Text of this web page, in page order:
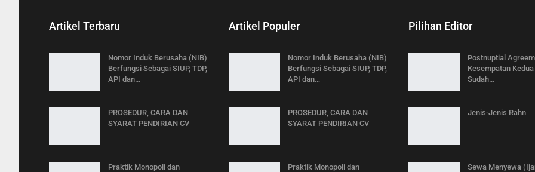
Artikel Terbaru
Nomor Induk Berusaha (NIB)
Berfungsi Sebagai SIUP, TDP,
API dan…
PROSEDUR, CARA DAN
SYARAT PENDIRIAN CV
Praktik Monopoli dan
Artikel Populer
Nomor Induk Berusaha (NIB)
Berfungsi Sebagai SIUP, TDP,
API dan…
PROSEDUR, CARA DAN
SYARAT PENDIRIAN CV
Praktik Monopoli dan
Pilihan Editor
Postnuptial
Kesempatan
Sudah…
Jenis-Jenis Rahn
Sewa Menyewa